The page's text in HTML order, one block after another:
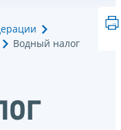
Водный налог